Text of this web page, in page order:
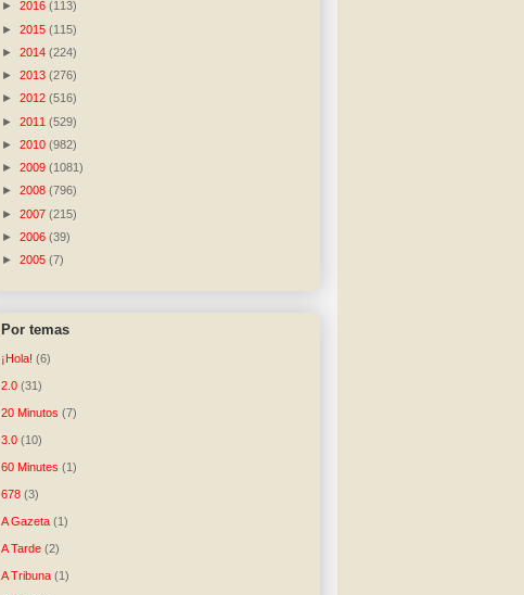
► 2016 (113)
► 2015 (115)
► 2014 (224)
► 2013 (276)
► 2012 (516)
► 2011 (529)
► 2010 (982)
► 2009 (1081)
► 2008 (796)
► 2007 (215)
► 2006 (39)
► 2005 (7)
Por temas
¡Hola! (6)
2.0 (31)
20 Minutos (7)
3.0 (10)
60 Minutes (1)
678 (3)
A Gazeta (1)
A Tarde (2)
A Tribuna (1)